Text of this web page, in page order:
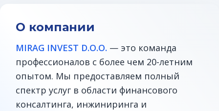
О компании
MIRAG INVEST D.O.O. — это команда
профессионалов с более чем 20-летним
опытом. Мы предоставляем полный
спектр услуг в области финансового
консалтинга, инжиниринга и